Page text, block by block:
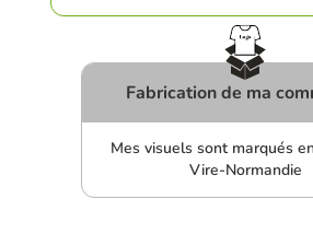
Fabrication de ma
Mes visuels sont marqués
Vire-Normandie